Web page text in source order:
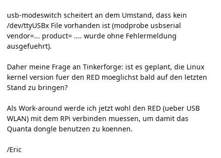
usb-modeswitch scheitert an dem Umstand, dass kein
/dev/ttyUSBx File vorhanden ist (modprobe usbserial
vendor=... product= .... wurde ohne Fehlermeldung
ausgefuehrt).
Daher meine Frage an Tinkerforge: ist es geplant, die Linux
kernel version fuer den RED moeglichst bald auf den letzten
Stand zu bringen?
Als Work-around werde ich jetzt wohl den RED (ueber USB
WLAN) mit dem RPi verbinden muessen, um damit das
Quanta dongle benutzen zu koennen.
/Eric